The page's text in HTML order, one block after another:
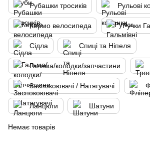
Рубашки тросиків Рульові
Кермо велосипеда Ручки
Сідла Спиці та Ніпеля
Гальма/колодки/запчастини
Заспокоювачі / Натягувачі
Ланцюги Шатуни
Немає товарів